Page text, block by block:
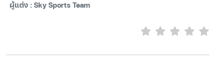
ผู้แต่ง : Sky Sports Team